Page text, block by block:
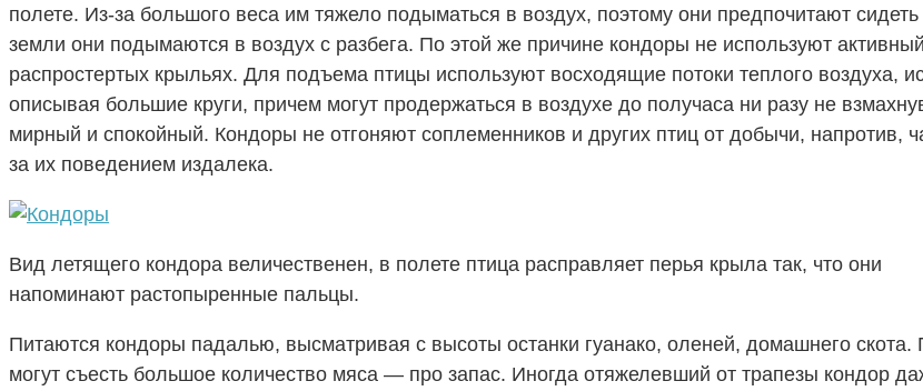
полете. Из-за большого веса им тяжело подыматься в воздух, поэтому они предпочитают
земли они подымаются в воздух с разбега. По этой же причине кондоры не используют
распростертых крыльях. Для подъема птицы используют восходящие потоки теплого воздуха,
описывая большие круги, причем могут продержаться в воздухе до получаса ни разу не
мирный и спокойный. Кондоры не отгоняют соплеменников и других птиц от добычи, напротив,
за их поведением издалека.
Вид летящего кондора величественен, в полете птица расправляет перья крыла так, что они
напоминают растопыренные пальцы.
Питаются кондоры падалью, высматривая с высоты останки гуанако, оленей, домашнего скота.
могут съесть большое количество мяса — про запас. Иногда отяжелевший от трапезы кондор